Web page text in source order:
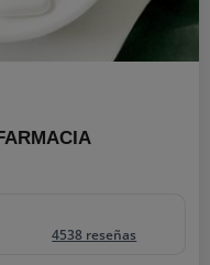
4538 reseñas